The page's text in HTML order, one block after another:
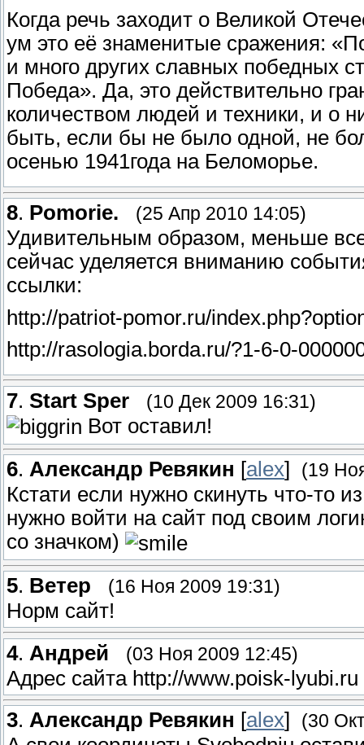
Когда речь заходит о Великой
ум это её знаменитые сражения:
и много других славных победных
Победа». Да, это действительно
количеством людей и техники, и о
быть, если бы не было одной, не
осенью 1941года на Беломорье.
8. Pomorie. (25 Апр 2010 14:05)
Удивительным образом, меньше
сейчас уделяется вниманию
ссылки:
http://patriot-pomor.ru/
http://rasologia.borda.ru/?1-6-0-
7. Start Sper (10 Дек 2009 16:31)
Вот оставил!
6. Александр Ревякин [alex] (19
Кстати если нужно скинуть что-то
нужно войти на сайт под своим
со значком)
5. Ветер (16 Ноя 2009 19:31)
Норм сайт!
4. Андрей (03 Ноя 2009 12:45)
Адрес сайта http://www.poisk-lyubi.ru
3. Александр Ревякин [alex] (30